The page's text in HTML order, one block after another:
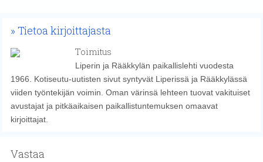
Tietoa kirjoittajasta
Toimitus
Liperin ja Rääkkylän paikallislehti vuodesta
1966. Kotiseutu-uutisten sivut syntyvät Liperissä ja Rääkkylässä
viiden työntekijän voimin. Oman värinsä lehteen tuovat vakituiset
avustajat ja pitkäaikaisen paikallistuntemuksen omaavat
kirjoittajat.
Vastaa